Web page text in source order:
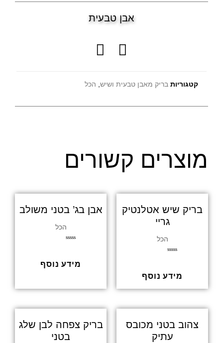
אבן טבעית
קטגוריות בריק מאבן טבעית ושיש, הכל
מוצרים קשורים
בריק שיש אטלנטיק
גריי
הכל
5
מידע נוסף
אבן בג’ בטני משולב
הכל
5
מידע נוסף
צהוב בטני מכובס
עתיק
בריק צפחה לבן שלג
בטני